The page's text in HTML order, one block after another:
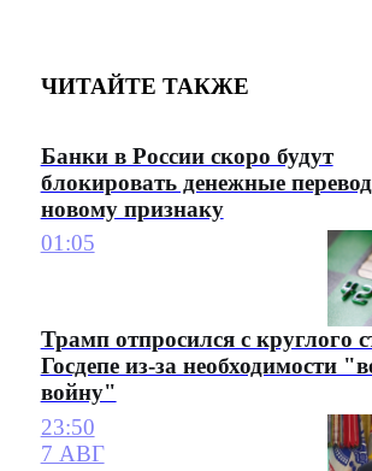
ЧИТАЙТЕ ТАКЖЕ
Банки в России скоро будут
блокировать денежные
новому признаку
01:05
Трамп отпросился с круглого
Госдепе из-за необходимости
войну"
23:50
7 АВГ